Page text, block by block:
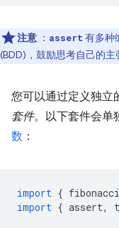
注意 ： assert 有多种
(BDD)，鼓励思考自己的主
您可以通过定义独立
套件。以下套件会单
数 ：
import { fibonacci
import { assert,